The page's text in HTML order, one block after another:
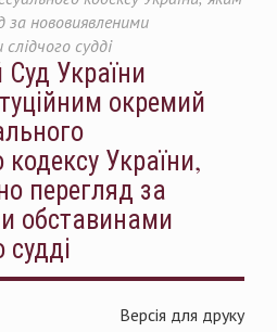
за нововиявленими
судді
Суд України
окремий
України,
перегляд за
обставинами
судді
Версія для друку